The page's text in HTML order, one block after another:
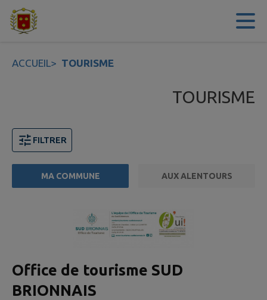
Contenu
ACCUEIL> TOURISME
TOURISME
FILTRER
MA COMMUNE AUX ALENTOURS
Office de tourisme SUD
BRIONNAIS